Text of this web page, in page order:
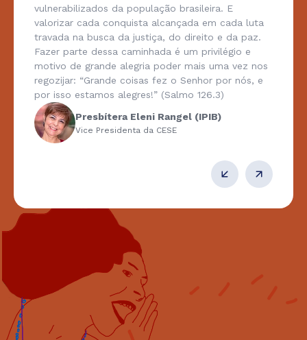
vulnerabilizados da população brasileira. E
valorizar cada conquista alcançada em cada luta
travada na busca da justiça, do direito e da paz.
Fazer parte dessa caminhada é um privilégio e
motivo de grande alegria poder mais uma vez nos
regozijar: “Grande coisas fez o Senhor por nós, e
por isso estamos alegres!” (Salmo 126.3)
Presbítera Eleni Rangel (IPIB)
Vice Presidenta da CESE